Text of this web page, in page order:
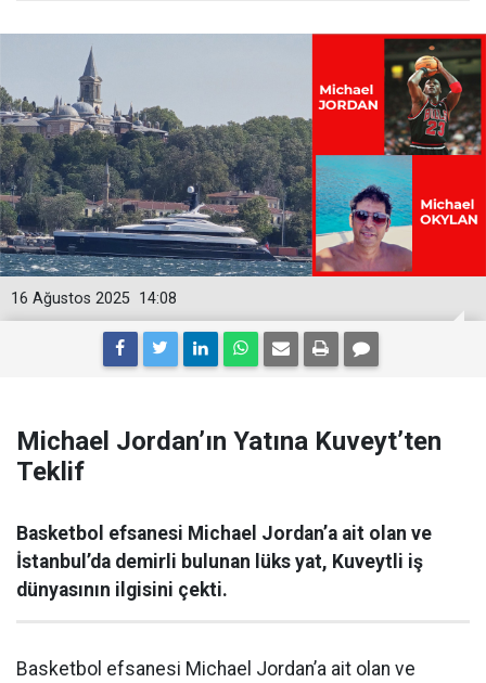
14:08
16 Ağustos 2025
Michael Jordan’ın Yatına Kuveyt’ten
Teklif
Basketbol efsanesi Michael Jordan’a ait olan ve
İstanbul’da demirli bulunan lüks yat, Kuveytli iş
dünyasının ilgisini çekti.
Basketbol efsanesi Michael Jordan’a ait olan ve